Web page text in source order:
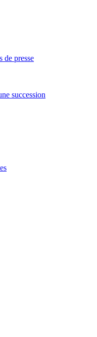
de presse
succession